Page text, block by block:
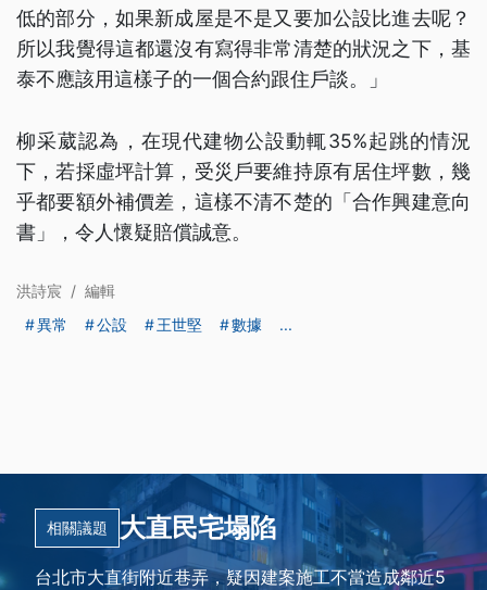
低的部分，如果新成屋是不是又要加公設比進去呢？
所以我覺得這都還沒有寫得非常清楚的狀況之下，基
泰不應該用這樣子的一個合約跟住戶談。」
柳采葳認為，在現代建物公設動輒35%起跳的情況
下，若採虛坪計算，受災戶要維持原有居住坪數，幾
乎都要額外補價差，這樣不清不楚的「合作興建意向
書」，令人懷疑賠償誠意。
洪詩宸 / 編輯
異常
公設 王世堅 數據 ...
相關議題 大直民宅塌陷
台北市大直街附近巷弄，疑因建案施工不當造成鄰近5